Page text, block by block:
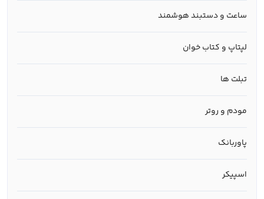
ساعت و دستبند هوشمند
لپتاپ و کتاب خوان
تبلت ها
مودم و روتر
پاوربانک
اسپیکر